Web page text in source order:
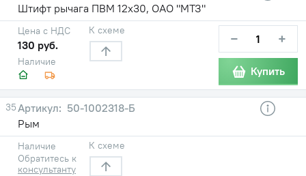
Штифт рычага ПВМ 12х30, ОАО "МТЗ"
Наличие
Цена с НДС
130 руб.
К схеме − +
Купить
35
50-1002318-Б
Рым
Наличие
Обратитесь к
консультанту
К схеме